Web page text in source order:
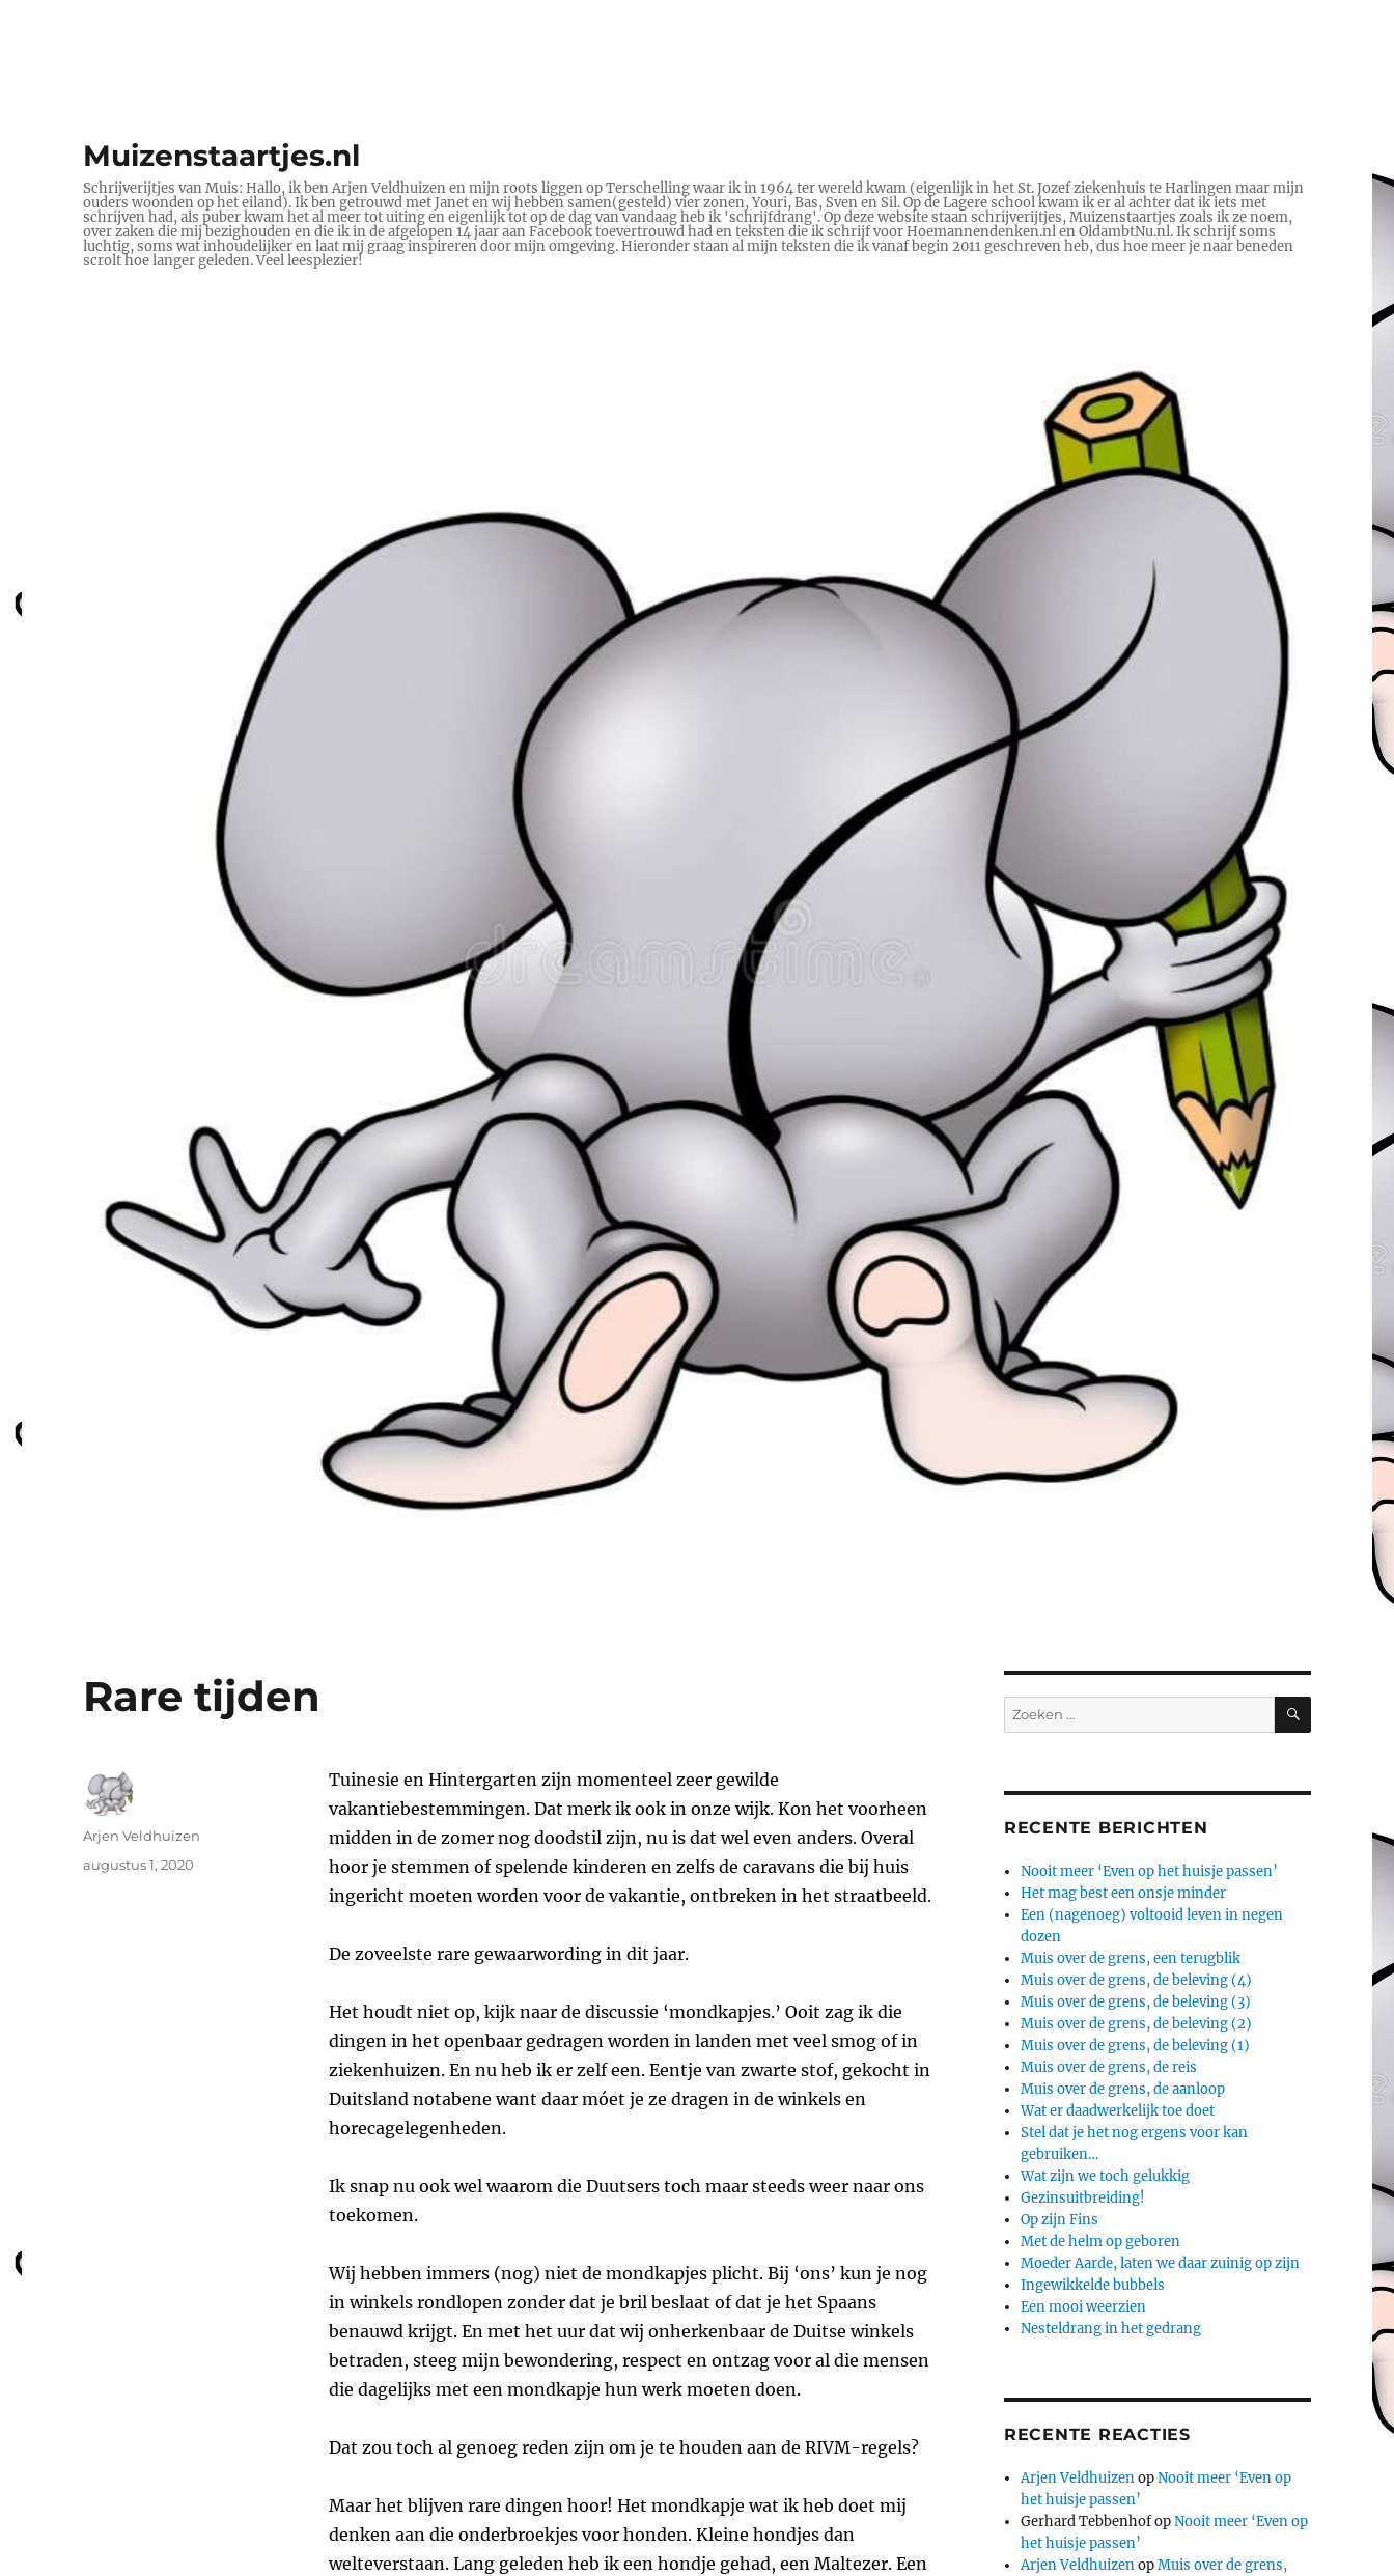
Muizenstaartjes.nl
Schrijverijtjes van Muis: Hallo, ik ben Arjen Veldhuizen en mijn roots liggen op Terschelling waar ik in 1964 ter wereld kwam (eigenlijk in het St. Jozef ziekenhuis te Harlingen maar mijn
ouders woonden op het eiland). Ik ben getrouwd met Janet en wij hebben samen(gesteld) vier zonen, Youri, Bas, Sven en Sil. Op de Lagere school kwam ik er al achter dat ik iets met
schrijven had, als puber kwam het al meer tot uiting en eigenlijk tot op de dag van vandaag heb ik 'schrijfdrang'. Op deze website staan schrijverijtjes, Muizenstaartjes zoals ik ze noem,
over zaken die mij bezighouden en die ik in de afgelopen 14 jaar aan Facebook toevertrouwd had en teksten die ik schrijf voor Hoemannendenken.nl en OldambtNu.nl. Ik schrijf soms
luchtig, soms wat inhoudelijker en laat mij graag inspireren door mijn omgeving. Hieronder staan al mijn teksten die ik vanaf begin 2011 geschreven heb, dus hoe meer je naar beneden
scrolt hoe langer geleden. Veel leesplezier!
Rare tijden
Tuinesie en Hintergarten zijn momenteel zeer gewilde
vakantiebestemmingen. Dat merk ik ook in onze wijk. Kon het voorheen
midden in de zomer nog doodstil zijn, nu is dat wel even anders. Overal
hoor je stemmen of spelende kinderen en zelfs de caravans die bij huis
ingericht moeten worden voor de vakantie, ontbreken in het straatbeeld.
De zoveelste rare gewaarwording in dit jaar.
Het houdt niet op, kijk naar de discussie ‘mondkapjes.’ Ooit zag ik die
dingen in het openbaar gedragen worden in landen met veel smog of in
ziekenhuizen. En nu heb ik er zelf een. Eentje van zwarte stof, gekocht in
Duitsland notabene want daar móet je ze dragen in de winkels en
horecagelegenheden.
Ik snap nu ook wel waarom die Duutsers toch maar steeds weer naar ons
toekomen.
Wij hebben immers (nog) niet de mondkapjes plicht. Bij ‘ons’ kun je nog
in winkels rondlopen zonder dat je bril beslaat of dat je het Spaans
benauwd krijgt. En met het uur dat wij onherkenbaar de Duitse winkels
betraden, steeg mijn bewondering, respect en ontzag voor al die mensen
die dagelijks met een mondkapje hun werk moeten doen.
Dat zou toch al genoeg reden zijn om je te houden aan de RIVM-regels?
Maar het blijven rare dingen hoor! Het mondkapje wat ik heb doet mij
denken aan die onderbroekjes voor honden. Kleine hondjes dan
welteverstaan. Lang geleden heb ik een hondje gehad, een Maltezer. Een
Auteur
Arjen Veldhuizen
Geplaatst
augustus 1, 2020
Zoeken
naar:
ZOEKEN
RECENTE BERICHTEN
Nooit meer ‘Even op het huisje passen’
Het mag best een onsje minder
Een (nagenoeg) voltooid leven in negen
dozen
Muis over de grens, een terugblik
Muis over de grens, de beleving (4)
Muis over de grens, de beleving (3)
Muis over de grens, de beleving (2)
Muis over de grens, de beleving (1)
Muis over de grens, de reis
Muis over de grens, de aanloop
Wat er daadwerkelijk toe doet
Stel dat je het nog ergens voor kan
gebruiken…
Wat zijn we toch gelukkig
Gezinsuitbreiding!
Op zijn Fins
Met de helm op geboren
Moeder Aarde, laten we daar zuinig op zijn
Ingewikkelde bubbels
Een mooi weerzien
Nesteldrang in het gedrang
RECENTE REACTIES
Arjen VeldhuizenopNooit meer ‘Even op
het huisje passen’
Gerhard TebbenhofopNooit meer ‘Even op
het huisje passen’
Arjen VeldhuizenopMuis over de grens,